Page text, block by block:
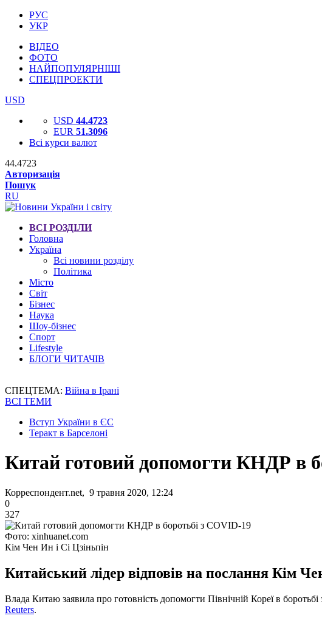
РУС
УКР
ВІДЕО
ФОТО
НАЙПОПУЛЯРНІШІ
СПЕЦПРОЕКТИ
USD
USD 44.4723
EUR 51.3096
Всі курси валют
44.4723
Авторизація
Пошук
RU
ВСІ РОЗДІЛИ
Головна
Україна
Всі новини розділу
Політика
Місто
Світ
Бізнес
Наука
Шоу-бізнес
Спорт
Lifestyle
БЛОГИ ЧИТАЧІВ
СПЕЦТЕМА: Війна в Ірані
ВСІ ТЕМИ
Вступ України в ЄС
Теракт в Барселоні
Китай готовий допомогти КНДР в
Корреспондент.net, 9 травня 2020, 12:24
0
327
Фото: xinhuanet.com
Кім Чен Ин і Сі Цзіньпін
Китайський лідер відповів на послання Кім
Влада Китаю заявила про готовність допомогти Північній Кореї в
Reuters.